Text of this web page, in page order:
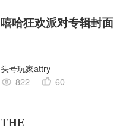
嘻哈狂欢派对专辑封面
头号玩家attry
822
60
THE